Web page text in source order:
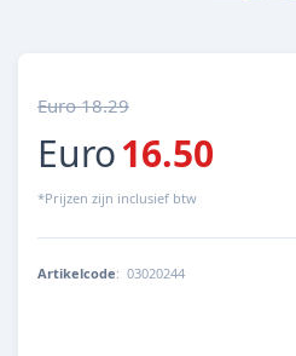
Euro 18.29
Euro16.50
*Prijzen zijn inclusief btw
Artikelcode: 03020244